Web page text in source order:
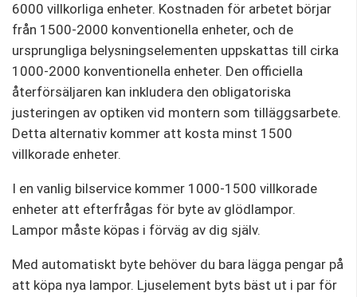
6000 villkorliga enheter. Kostnaden för arbetet börjar
från 1500-2000 konventionella enheter, och de
ursprungliga belysningselementen uppskattas till cirka
1000-2000 konventionella enheter. Den officiella
återförsäljaren kan inkludera den obligatoriska
justeringen av optiken vid montern som tilläggsarbete.
Detta alternativ kommer att kosta minst 1500
villkorade enheter.
I en vanlig bilservice kommer 1000-1500 villkorade
enheter att efterfrågas för byte av glödlampor.
Lampor måste köpas i förväg av dig själv.
Med automatiskt byte behöver du bara lägga pengar på
att köpa nya lampor. Ljuselement byts bäst ut i par för